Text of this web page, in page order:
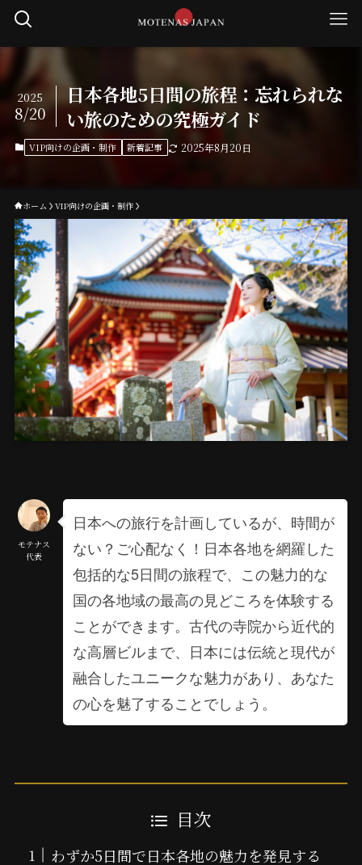
日本各地5日間の旅程：忘れられな
い旅のための究極ガイド
2025
8/20
VIP向けの企画・制作 新着記事 2025年8月20日
ホーム VIP向けの企画・制作
モテナス
代表
日本への旅行を計画しているが、時間が
ない？ご心配なく！日本各地を網羅した
包括的な5日間の旅程で、この魅力的な
国の各地域の最高の見どころを体験する
ことができます。古代の寺院から近代的
な高層ビルまで、日本には伝統と現代が
融合したユニークな魅力があり、あなた
の心を魅了することでしょう。
目次
わずか5日間で日本各地の魅力を発見する